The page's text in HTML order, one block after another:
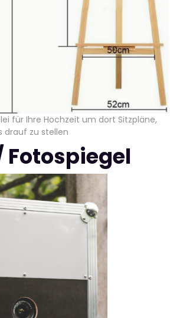
für Ihre Hochzeit um dort Sitzpläne,
drauf zu stellen
Fotospiegel